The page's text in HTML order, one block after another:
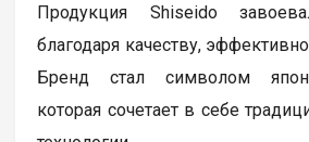
Продукция Shiseido
благодаря качеству,
Бренд стал символом
которая сочетает в себе